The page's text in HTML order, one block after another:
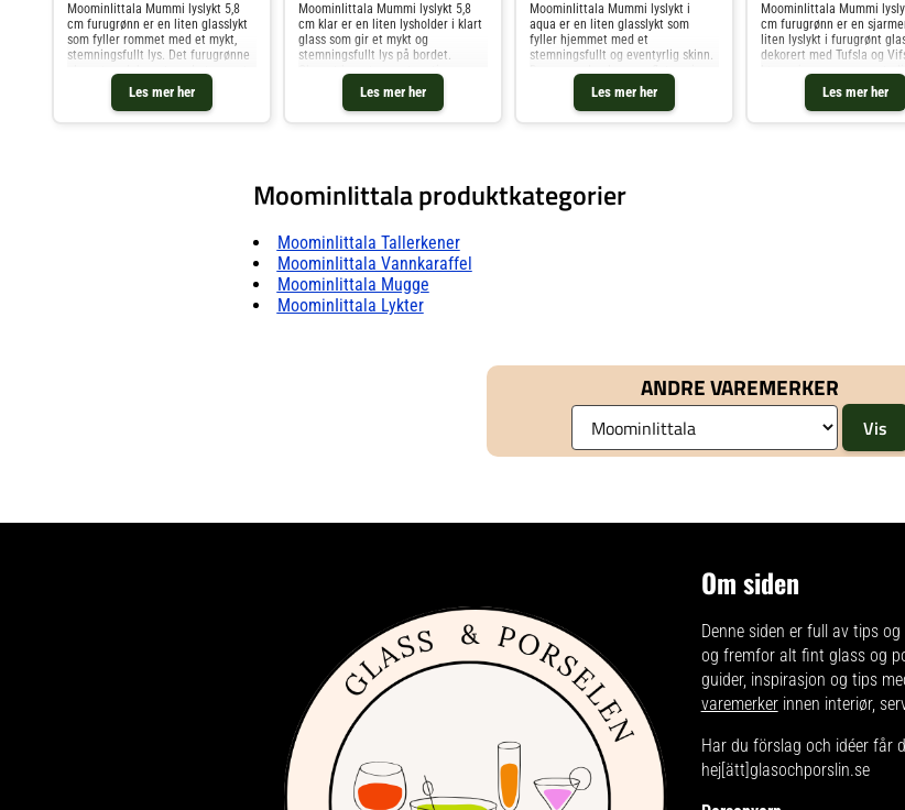
Les mer her
MoominIittala Mummi lyslykt 5,8
cm furugrønn er en liten glasslykt
som fyller rommet med et mykt,
stemningsfullt lys. Det furugrønne
glasset er dekorert med et preget
motiv av Tufsla og Vifsla som løper
gjennom en eventyrlig skog, og når
du tenner et
Les mer her
MoominIittala Mummi lyslykt 5,8
cm klar er en liten lysholder i klart
glass som gir et mykt og
stemningsfullt lys på bordet.
Glasset har et preget motiv av
Tufsla og Vifsla som løper gjennom
kvister i en mystisk skog, og det
klare glasset slipper lys
Les mer her
MoominIittala Mummi lyslykt i
aqua er en liten glasslykt som
fyller hjemmet med et
stemningsfullt og eventyrlig skinn.
Den pregede glassoverflaten viser
Tufsla og Vifsla som springer
gjennom kvister i en mystisk skog,
og lar lyset spille mykt gjennom
Les mer her
MoominIittala Mummi
cm furugrønn er en
liten lyslykt i furugrønt
dekorert med Tufsla og
løper gjennom en
Den pregede
lyset spille mykt gjennom
slik at de kjente M
MoominIittala produktkategorier
MoominIittala Tallerkener
MoominIittala Vannkaraffel
MoominIittala Mugge
MoominIittala Lykter
ANDRE VAREMERKER
Om siden
Denne siden er full av tips
og fremfor alt fint glass og
guider, inspirasjon og tips
varemerkerinnen interiør,
Har du förslag och idéer får
hej[ätt]glasochporslin.se